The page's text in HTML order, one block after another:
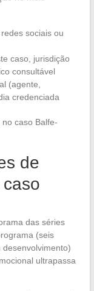
sociais ou
caso, jurisdição
consultável
(agente,
credenciada
caso Balfe-
de
das séries
(seis
ultrapassa